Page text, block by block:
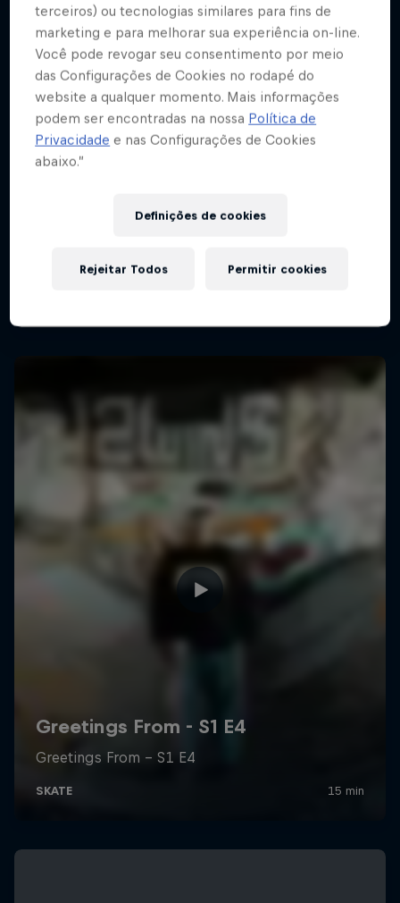
terceiros) ou tecnologias similares para fins de
marketing e para melhorar sua experiência on-line.
Você pode revogar seu consentimento por meio
das Configurações de Cookies no rodapé do
website a qualquer momento. Mais informações
podem ser encontradas na nossa Política de
Privacidade e nas Configurações de Cookies
abaixo.”
Definições de cookies
Rejeitar Todos Permitir cookies